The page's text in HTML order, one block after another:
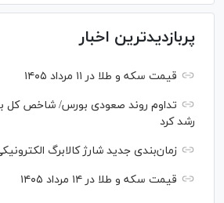
پربازدیدترین اخبار
قیمت سکه و طلا در ۱۱ مرداد ۱۴۰۵
رشد کرد
زمان‌بندی جدید شارژ کالابرگ
قیمت سکه و طلا در ۱۴ مرداد ۱۴۰۵